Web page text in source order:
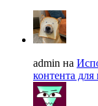
admin на
контента для